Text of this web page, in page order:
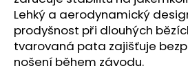
Lehký a aerodynamický
prodyšnost při dlouhých
tvarovaná pata zajišťuje
nošení během závodu.
č
u
j
e
m